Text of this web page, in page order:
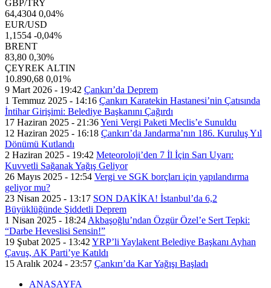
GBP/TRY
64,4304 0,04%
EUR/USD
1,1554 -0,04%
BRENT
83,80 0,30%
ÇEYREK ALTIN
10.890,68 0,01%
9 Mart 2026 - 19:42 Çankırı’da Deprem
1 Temmuz 2025 - 14:16 Çankırı Karatekin Hastanesi’nin Çatısında
İntihar Girişimi: Belediye Başkanını Çağırdı
17 Haziran 2025 - 21:36Yeni Vergi Paketi Meclis’e Sunuldu
12 Haziran 2025 - 16:18 Çankırı’da Jandarma’nın 186. Kuruluş Yıl
Dönümü Kutlandı
2 Haziran 2025 - 19:42 Meteoroloji’den 7 İl İçin Sarı Uyarı:
Kuvvetli Sağanak Yağış Geliyor
26 Mayıs 2025 - 12:54 Vergi ve SGK borçları için yapılandırma
geliyor mu?
23 Nisan 2025 - 13:17 SON DAKİKA! İstanbul’da 6,2
Büyüklüğünde Şiddetli Deprem
1 Nisan 2025 - 18:24 Akbaşoğlu’ndan Özgür Özel’e Sert Tepki:
“Darbe Heveslisi Sensin!”
19 Şubat 2025 - 13:42 YRP’li Yaylakent Belediye Başkanı Ayhan
Çavuş, AK Parti’ye Katıldı
15 Aralık 2024 - 23:57 Çankırı’da Kar Yağışı Başladı
ANASAYFA